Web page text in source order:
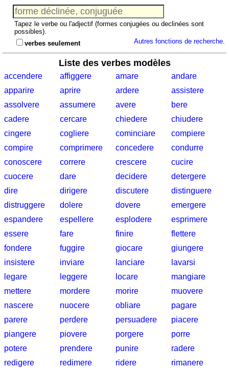
Quiz
de
géographie
Quiz
de
provinces
Quiz
de
régions
des
provinces
italiennes
Lever
et
du
soleil
Plus
langues
allemand
anglais
français
italien
latin
portugais
roumain
néerlandais
Utilités
Tapez le verbe ou l'adjectif (formes conjugées ou declinées sont
possibles).
verbes seulement
Autres fonctions de recherche.
Liste des verbes modèles
accendere affiggere amare
andare
apparire
aprire ardere
assistere
assolvere
assumere avere
bere
cadere
cercare chiedere
chiudere
cingere
cogliere cominciare
compiere
compire
comprimere concedere
condurre
conoscere
correre crescere
cucire
cuocere
dare decidere
detergere
dire
dirigere discutere
distinguere
distruggere
dolere dovere
emergere
espandere
espellere esplodere
esprimere
essere
fare finire
flettere
fondere
fuggire giocare
giungere
insistere
inviare lanciare
lavarsi
legare
leggere locare
mangiare
mettere
mordere morire
muovere
nascere
nuocere obliare
pagare
parere
perdere persuadere
piacere
piangere
piovere porgere
porre
potere
prendere punire
radere
redigere
redimere ridere
rimanere